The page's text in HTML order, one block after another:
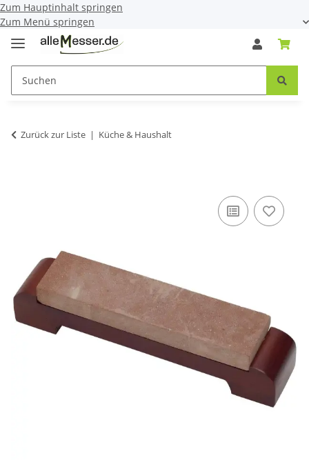
Zum Hauptinhalt springen
Zum Menü springen
Zurück zur Liste Küche & Haushalt